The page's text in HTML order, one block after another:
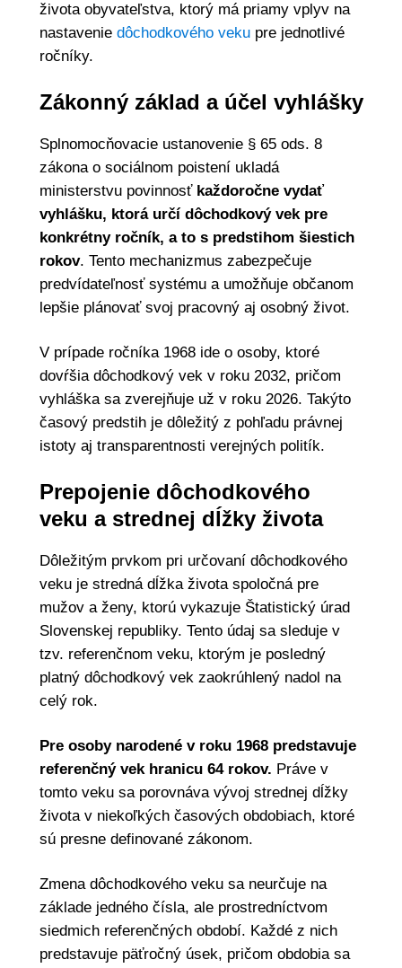
života obyvateľstva, ktorý má priamy vplyv na
nastavenie dôchodkového vekupre jednotlivé
ročníky.
Zákonný základ a účel vyhlášky
Splnomocňovacie ustanovenie § 65 ods. 8
zákona o sociálnom poistení ukladá
ministerstvu povinnosť každoročne vydať
vyhlášku, ktorá určí dôchodkový vek pre
konkrétny ročník, a to s predstihom šiestich
rokov. Tento mechanizmus zabezpečuje
predvídateľnosť systému a umožňuje občanom
lepšie plánovať svoj pracovný aj osobný život.
V prípade ročníka 1968 ide o osoby, ktoré
dovŕšia dôchodkový vek v roku 2032, pričom
vyhláška sa zverejňuje už v roku 2026. Takýto
časový predstih je dôležitý z pohľadu právnej
istoty aj transparentnosti verejných politík.
Prepojenie dôchodkového
veku a strednej dĺžky života
Dôležitým prvkom pri určovaní dôchodkového
veku je stredná dĺžka života spoločná pre
mužov a ženy, ktorú vykazuje Štatistický úrad
Slovenskej republiky. Tento údaj sa sleduje v
tzv. referenčnom veku, ktorým je posledný
platný dôchodkový vek zaokrúhlený nadol na
celý rok.
Pre osoby narodené v roku 1968 predstavuje
referenčný vek hranicu 64 rokov. Práve v
tomto veku sa porovnáva vývoj strednej dĺžky
života v niekoľkých časových obdobiach, ktoré
sú presne definované zákonom.
Zmena dôchodkového veku sa neurčuje na
základe jedného čísla, ale prostredníctvom
siedmich referenčných období. Každé z nich
predstavuje päťročný úsek, pričom obdobia sa